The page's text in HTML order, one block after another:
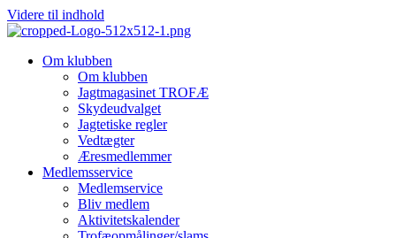
Videre til indhold
Om klubben
Om klubben
Jagtmagasinet TROFÆ
Skydeudvalget
Jagtetiske regler
Vedtægter
Æresmedlemmer
Medlemsservice
Medlemservice
Bliv medlem
Aktivitetskalender